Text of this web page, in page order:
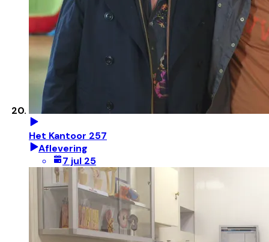
Het Kantoor 257
Aflevering
7 jul 25